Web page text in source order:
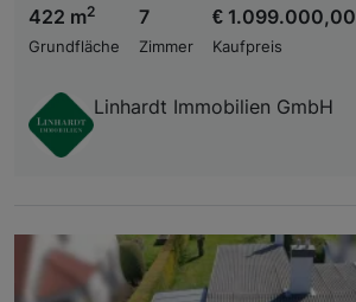
422 m2
Grundfläche
7
Zimmer
€ 1.099.000,00
Kaufpreis
Linhardt Immobilien GmbH